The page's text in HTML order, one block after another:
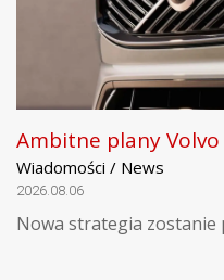
Ambitne plany Volvo
Wiadomości / News
2026.08.06
Nowa strategia zostanie